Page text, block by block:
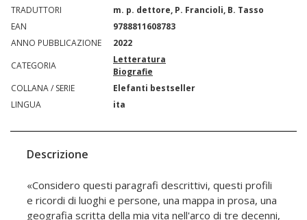
TRADUTTORI
m. p. dettore, P. Francioli, B. Tasso
EAN
9788811608783
ANNO PUBBLICAZIONE
2022
CATEGORIA
Letteratura
Biografie
COLLANA / SERIE
Elefanti bestseller
LINGUA
ita
Descrizione
«Considero questi paragrafi descrittivi, questi profili
e ricordi di luoghi e persone, una mappa in prosa, una
geografia scritta della mia vita nell'arco di tre decenni,